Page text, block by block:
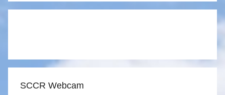
SCCR Webcam